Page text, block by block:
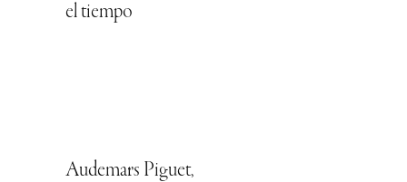
el tiempo
Audemars Piguet,